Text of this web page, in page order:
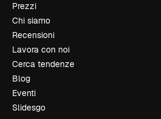
Prezzi
Chi siamo
Recensioni
Lavora con noi
Cerca tendenze
Blog
Eventi
Slidesgo